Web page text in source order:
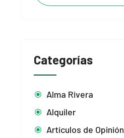
Categorías
Alma Rivera
Alquiler
Artículos de Opinión